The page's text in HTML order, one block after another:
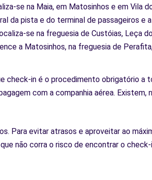
se na Maia, em Matosinhos e em Vila
da pista e do terminal de passageiros
se na freguesia de Custóias, Leça
a Matosinhos, na freguesia de
check-in é o procedimento obrigatório a
com a companhia aérea.
Para evitar atrasos e aproveitar ao
não corra o risco de encontrar o check-